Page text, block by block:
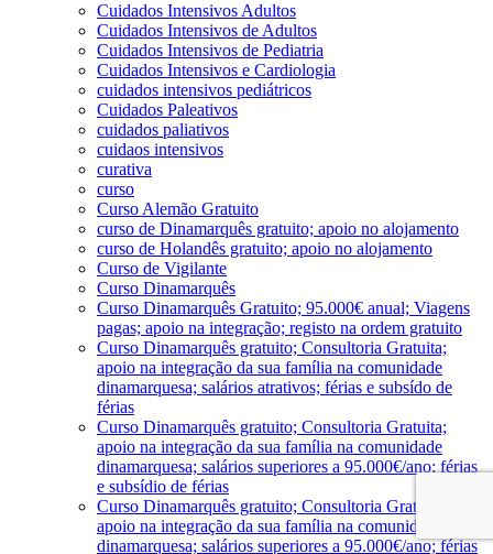
Cuidados Intensivos Adultos
Cuidados Intensivos de Adultos
Cuidados Intensivos de Pediatria
Cuidados Intensivos e Cardiologia
cuidados intensivos pediátricos
Cuidados Paleativos
cuidados paliativos
cuidaos intensivos
curativa
curso
Curso Alemão Gratuito
curso de Dinamarquês gratuito; apoio no alojamento
curso de Holandês gratuito; apoio no alojamento
Curso de Vigilante
Curso Dinamarquês
Curso Dinamarquês Gratuito; 95.000€ anual; Viagens
pagas; apoio na integração; registo na ordem gratuito
Curso Dinamarquês gratuito; Consultoria Gratuita;
apoio na integração da sua família na comunidade
dinamarquesa; salários atrativos; férias e subsído de
férias
Curso Dinamarquês gratuito; Consultoria Gratuita;
apoio na integração da sua família na comunidade
dinamarquesa; salários superiores a 95.000€/ano; férias
e subsídio de férias
Curso Dinamarquês gratuito; Consultoria Gratuita;
apoio na integração da sua família na comunidade
dinamarquesa; salários superiores a 95.000€/ano; férias